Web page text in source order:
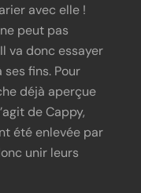
avec elle !
peut pas
va donc essayer
ses fins. Pour
déjà aperçue
de Cappy,
été enlevée par
unir leurs